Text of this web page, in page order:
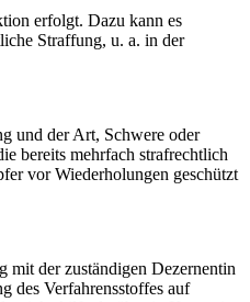
erfolgt. Dazu kann es
Straffung, u. a. in der
und der Art, Schwere oder
bereits mehrfach strafrechtlich
vor Wiederholungen geschützt
mit der zuständigen Dezernentin
des Verfahrensstoffes auf